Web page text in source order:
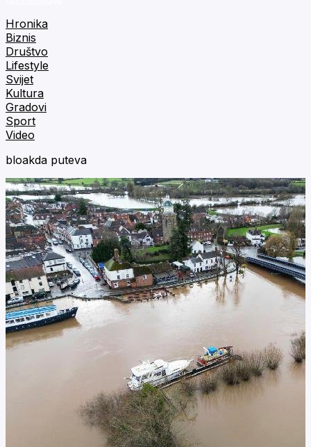
Hronika
Biznis
Društvo
Lifestyle
Svijet
Kultura
Gradovi
Sport
Video
bloakda puteva